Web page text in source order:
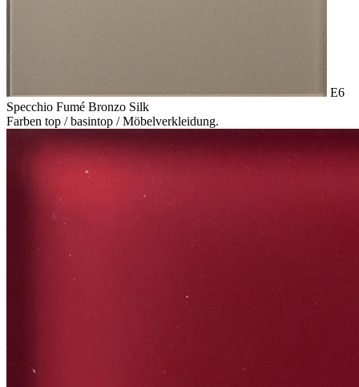
E6
Specchio Fumé Bronzo Silk
Farben top / basintop / Möbelverkleidung.